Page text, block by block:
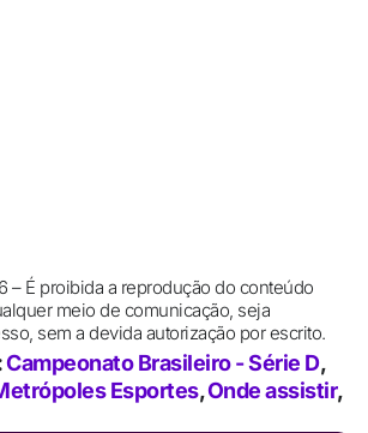
– É proibida a reprodução do conteúdo
meio de comunicação, seja
sem a devida autorização por escrito.
Campeonato Brasileiro - Série D,
Esportes,Onde assistir,